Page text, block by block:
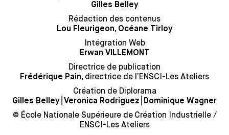
Gilles Belley
Rédaction des contenus
Lou Fleurigeon, Océane Tirloy
Intégration Web
Erwan VILLEMONT
Directrice de publication
Frédérique Pain, directrice de l’ENSCI-Les Ateliers
Création de Diplorama
Gilles Belley Veronica Rodriguez Dominique Wagner
© École Nationale Supérieure de Création Industrielle /
ENSCI-Les Ateliers